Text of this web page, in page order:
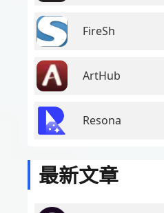
FireSh
ArtHub
Resona
最新文章